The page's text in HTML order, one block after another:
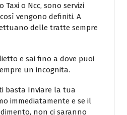
Taxi o Ncc, sono servizi
vengono definiti. A
delle tratte sempre
e sai fino a dove puoi
un incognita.
ti basta Inviare la tua
immediatamente e se il
non ci saranno